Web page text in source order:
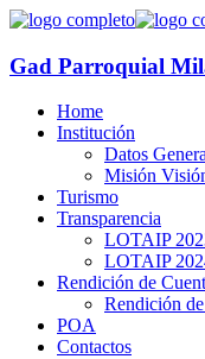
Gad Parroquial
Home
Institución
Datos
Misión
Turismo
Transparencia
LOTAIP
LOTAIP
Rendición de
Rendición
POA
Contactos